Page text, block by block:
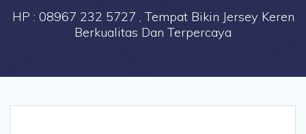
HP : 08967 232 5727 , Tempat Bikin Jersey Keren
Berkualitas Dan Terpercaya